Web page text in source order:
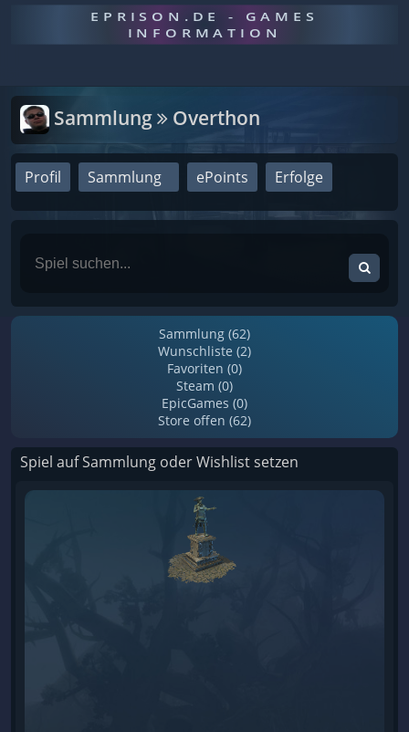
EPRISON.DE - GAMES
INFORMATION
Sammlung Overthon
Profil Sammlung ePoints Erfolge
Sammlung (62)
Wunschliste (2)
Favoriten (0)
Steam (0)
EpicGames (0)
Store offen (62)
Spiel auf Sammlung oder Wishlist setzen